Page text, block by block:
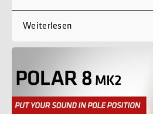
Weiterlesen